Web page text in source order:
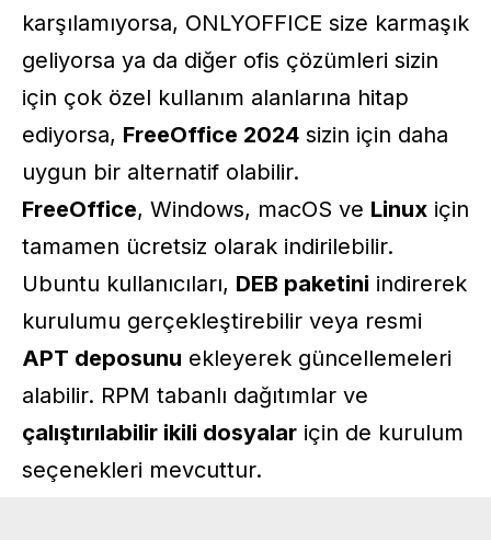
karşılamıyorsa, ONLYOFFICE size karmaşık
geliyorsa ya da diğer ofis çözümleri sizin
için çok özel kullanım alanlarına hitap
ediyorsa, FreeOffice 2024 sizin için daha
uygun bir alternatif olabilir.
FreeOffice, Windows, macOS ve Linux için
tamamen ücretsiz olarak indirilebilir.
Ubuntu kullanıcıları, DEB paketini indirerek
kurulumu gerçekleştirebilir veya resmi
APT deposunu ekleyerek güncellemeleri
alabilir. RPM tabanlı dağıtımlar ve
çalıştırılabilir ikili dosyalar için de kurulum
seçenekleri mevcuttur.